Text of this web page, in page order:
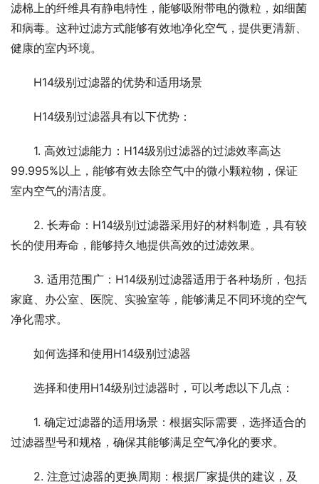
滤棉上的纤维具有静电特性，能够吸附带电的微粒，如细菌
和病毒。这种过滤方式能够有效地净化空气，提供更清新、
健康的室内环境。
H14级别过滤器的优势和适用场景
H14级别过滤器具有以下优势：
1. 高效过滤能力：H14级别过滤器的过滤效率高达
99.995%以上，能够有效去除空气中的微小颗粒物，保证
室内空气的清洁度。
2. 长寿命：H14级别过滤器采用好的材料制造，具有较
长的使用寿命，能够持久地提供高效的过滤效果。
3. 适用范围广：H14级别过滤器适用于各种场所，包括
家庭、办公室、医院、实验室等，能够满足不同环境的空气
净化需求。
如何选择和使用H14级别过滤器
选择和使用H14级别过滤器时，可以考虑以下几点：
1. 确定过滤器的适用场景：根据实际需要，选择适合的
过滤器型号和规格，确保其能够满足空气净化的要求。
2. 注意过滤器的更换周期：根据厂家提供的建议，及